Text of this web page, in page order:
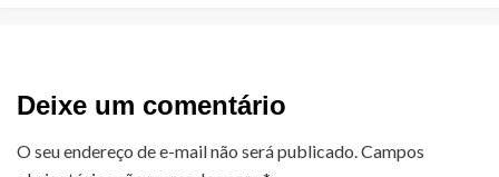
Deixe um comentário
O seu endereço de e-mail não será publicado.Campos